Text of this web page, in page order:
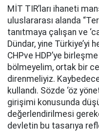
MİT TIR’ları ihaneti
uluslararası alanda
tanıtmaya çalışan ve
Dündar, yine Türkiye’yi
CHPve HDP’ye
bölmeyelim, ortak bir
direnmeliyiz.
kullandı. Sözde ‘öz
girişimi konusunda
değerlendirilmesi
devletin bu tasarıya